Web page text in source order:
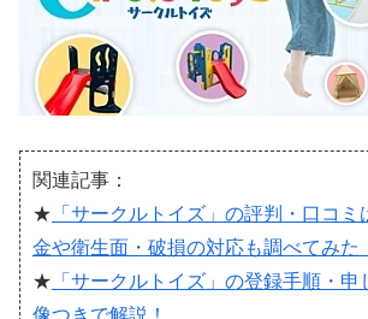
関連記事：
★ 「サークルトイズ」の評判・口コ
金や衛生面・破損の対応も調べてみた
★ 「サークルトイズ」の登録手順・
像つきで解説！